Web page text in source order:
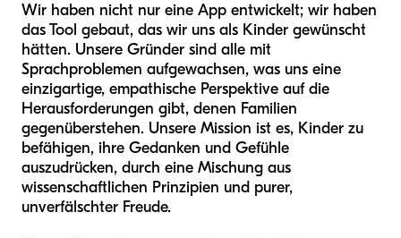
Wir haben nicht nur eine App entwickelt; wir haben
das Tool gebaut, das wir uns als Kinder gewünscht
hätten. Unsere Gründer sind alle mit
Sprachproblemen aufgewachsen, was uns eine
einzigartige, empathische Perspektive auf die
Herausforderungen gibt, denen Familien
gegenüberstehen. Unsere Mission ist es, Kinder zu
befähigen, ihre Gedanken und Gefühle
auszudrücken, durch eine Mischung aus
wissenschaftlichen Prinzipien und purer,
unverfälschter Freude.